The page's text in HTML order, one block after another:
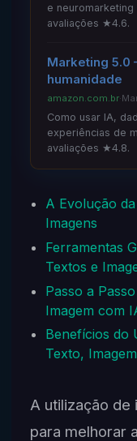
e
avaliações ★4.6.
Marketing 5.0
humanidade
amazon.com.br·
Como usar IA,
experiências de
avaliações ★4.8.
A Evolução
Imagens
Ferramentas
Textos e
Passo a
Imagem com
Benefícios do
Texto,
A utilização de
para melhorar